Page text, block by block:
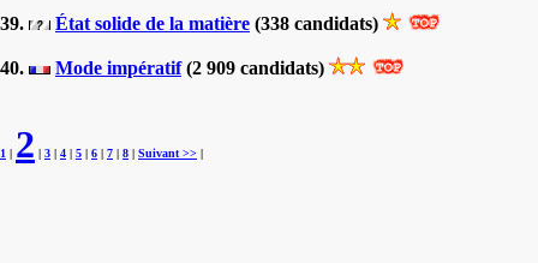
39. État solide de la matière (338 candidats)
40. Mode impératif(2 909 candidats)
1 | 2 | 3 | 4 | 5 | 6 | 7 | 8 | Suivant >> |